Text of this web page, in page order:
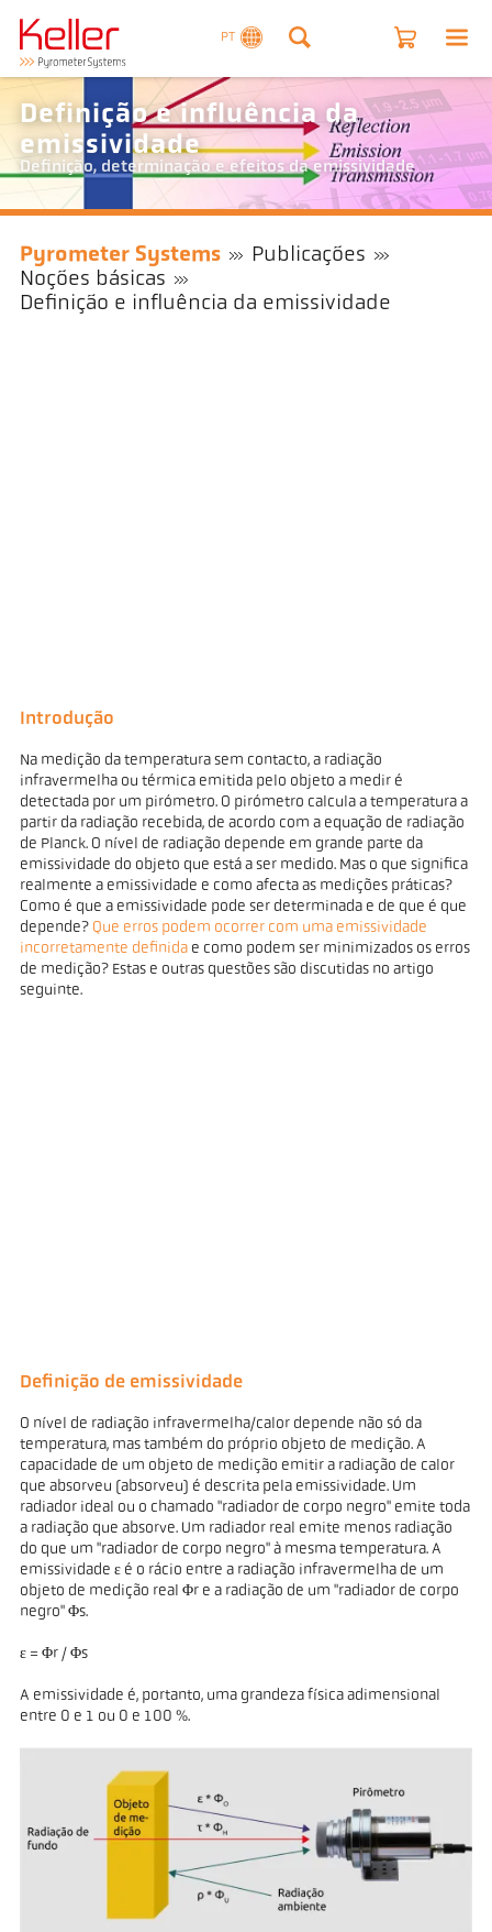
PT
Definição e influência da
emissividade
Definição, determinação e efeitos da emissividade
Pyrometer Systems
Publicações
Noções básicas
Definição e influência da emissividade
Introdução
Na medição da temperatura sem contacto, a radiação
infravermelha ou térmica emitida pelo objeto a medir é
detectada por um pirómetro. O pirómetro calcula a temperatura a
partir da radiação recebida, de acordo com a equação de radiação
de Planck. O nível de radiação depende em grande parte da
emissividade do objeto que está a ser medido. Mas o que significa
realmente a emissividade e como afecta as medições práticas?
Como é que a emissividade pode ser determinada e de que é que
depende? Que erros podem ocorrer com uma emissividade
incorretamente definida e como podem ser minimizados os erros
de medição? Estas e outras questões são discutidas no artigo
seguinte.
Definição de emissividade
O nível de radiação infravermelha/calor depende não só da
temperatura, mas também do próprio objeto de medição. A
capacidade de um objeto de medição emitir a radiação de calor
que absorveu (absorveu) é descrita pela emissividade. Um
radiador ideal ou o chamado "radiador de corpo negro" emite toda
a radiação que absorve. Um radiador real emite menos radiação
do que um "radiador de corpo negro" à mesma temperatura. A
emissividade ε é o rácio entre a radiação infravermelha de um
objeto de medição real Φr e a radiação de um "radiador de corpo
negro" Φs.
ε = Φr / Φs
A emissividade é, portanto, uma grandeza física adimensional
entre 0 e 1 ou 0 e 100 %.